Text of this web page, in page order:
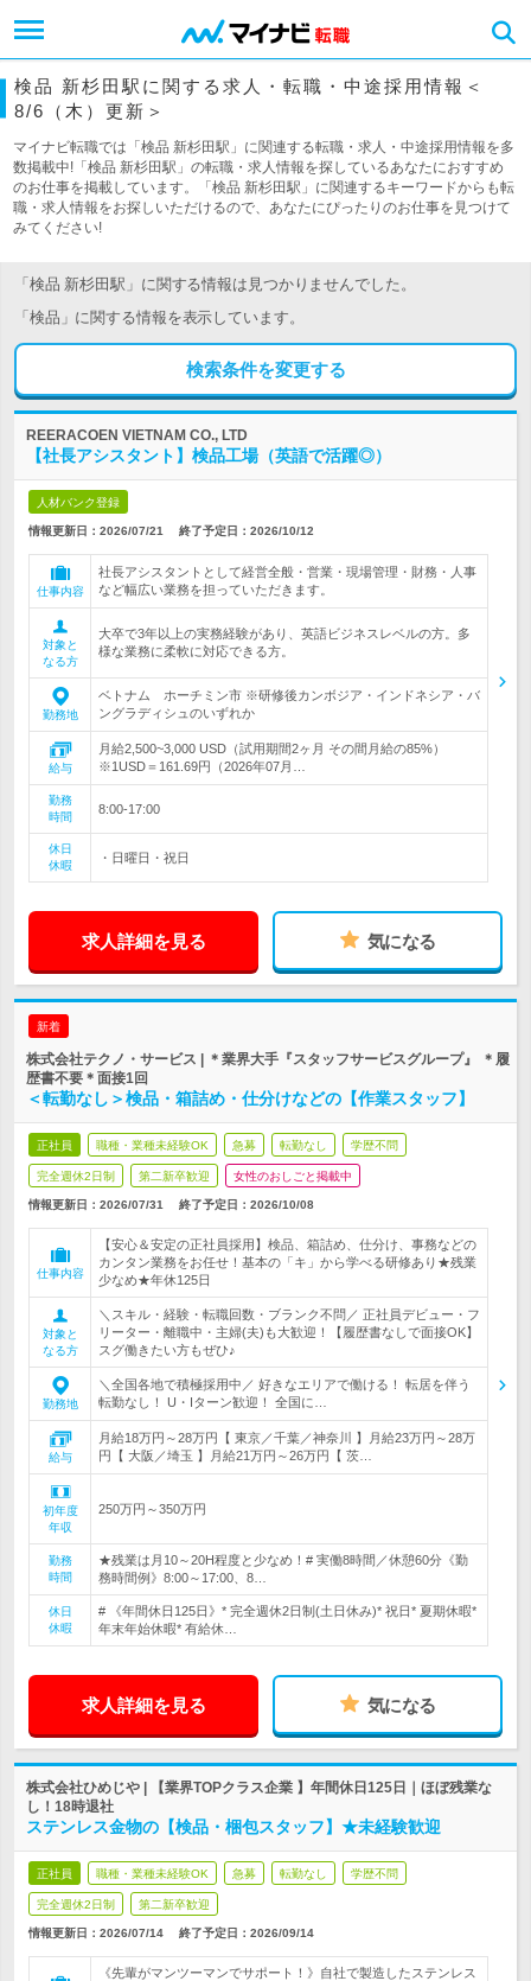
検品 新杉田駅に関する求人・転職・中途採用情報＜
8/6（木）更新＞
マイナビ転職では「検品 新杉田駅」に関連する転職・求人・中途採用情報を多
数掲載中!「検品 新杉田駅」の転職・求人情報を探しているあなたにおすすめ
のお仕事を掲載しています。「検品 新杉田駅」に関連するキーワードからも転
職・求人情報をお探しいただけるので、あなたにぴったりのお仕事を見つけて
みてください!
「検品 新杉田駅」に関する情報は見つかりませんでした。
「検品」に関する情報を表示しています。
検索条件を変更する
REERACOEN VIETNAM CO., LTD
【社長アシスタント】検品工場（英語で活躍◎）
人材バンク登録
情報更新日：2026/07/21 終了予定日： 2026/10/12
仕事内容
社長アシスタントとして経営全般・営業・現場管理・財務・人事
など幅広い業務を担っていただきます。
対象と
なる方
大卒で3年以上の実務経験があり、英語ビジネスレベルの方。多
様な業務に柔軟に対応できる方。
勤務地
ベトナム ホーチミン市 ※研修後カンボジア・インドネシア・バ
ングラディシュのいずれか
給与
月給2,500~3,000 USD（試用期間2ヶ月 その間月給の85%）
※1USD＝161.69円（2026年07月…
勤務
時間
8:00-17:00
休日
休暇
・日曜日・祝日
求人詳細を見る 気になる
新着
株式会社テクノ・サービス | ＊業界大手『スタッフサービスグループ』 ＊履
歴書不要＊面接1回
＜転勤なし＞検品・箱詰め・仕分けなどの【作業スタッフ】
正社員 職種・業種未経験OK 急募 転勤なし 学歴不問
完全週休2日制 第二新卒歓迎 女性のおしごと掲載中
情報更新日：2026/07/31 終了予定日： 2026/10/08
仕事内容
【安心＆安定の正社員採用】検品、箱詰め、仕分け、事務などの
カンタン業務をお任せ！基本の「キ」から学べる研修あり★残業
少なめ★年休125日
対象と
なる方
＼スキル・経験・転職回数・ブランク不問／ 正社員デビュー・フ
リーター・離職中・主婦(夫)も大歓迎！【履歴書なしで面接OK】
スグ働きたい方もぜひ♪
勤務地
＼全国各地で積極採用中／ 好きなエリアで働ける！ 転居を伴う
転勤なし！ U・Iターン歓迎！ 全国に…
給与
月給18万円～28万円【 東京／千葉／神奈川 】月給23万円～28万
円【 大阪／埼玉 】月給21万円～26万円【 茨…
初年度
年収
250万円～350万円
勤務
時間
★残業は月10～20H程度と少なめ！# 実働8時間／休憩60分《勤
務時間例》8:00～17:00、8…
休日
休暇
# 《年間休日125日》* 完全週休2日制(土日休み)* 祝日* 夏期休暇*
年末年始休暇* 有給休…
求人詳細を見る 気になる
株式会社ひめじや | 【業界TOPクラス企業 】年間休日125日｜ほぼ残業な
し！18時退社
ステンレス金物の【検品・梱包スタッフ】★未経験歓迎
正社員 職種・業種未経験OK 急募 転勤なし 学歴不問
完全週休2日制 第二新卒歓迎
情報更新日：2026/07/14 終了予定日： 2026/09/14
《先輩がマンツーマンでサポート！》自社で製造したステンレス